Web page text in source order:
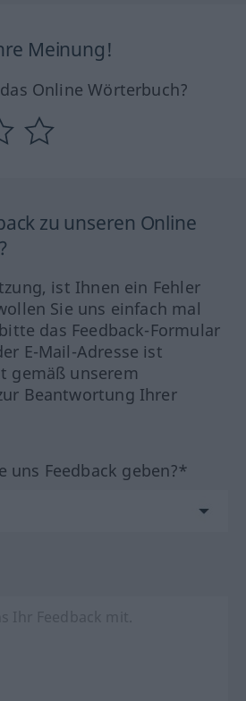
Meinung!
Online Wörterbuch?
zu unseren Online
ist Ihnen ein Fehler
Sie uns einfach mal
das Feedback-Formular
E-Mail-Adresse ist
gemäß unserem
Beantwortung Ihrer
uns Feedback geben?*